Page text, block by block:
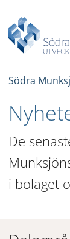
Södra
De
i bolaget